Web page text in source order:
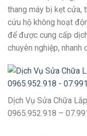
thang máy bị kẹt cửa,
cứu hộ không hoạt
để được cung cấp
chuyên nghiệp, nhanh
Dịch Vụ Sửa Chữa
0965.952.918 –